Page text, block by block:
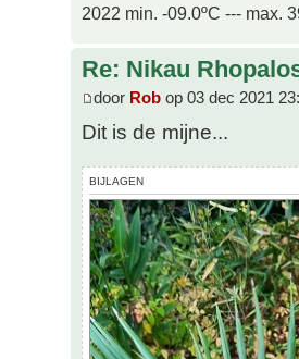
2022 min. -09.0ºC --- max.
Re: Nikau
door Rob op 03 dec 2021
Dit is de mijne...
BIJLAGEN